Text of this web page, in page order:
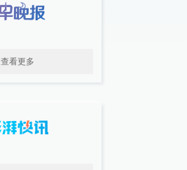
查看更多